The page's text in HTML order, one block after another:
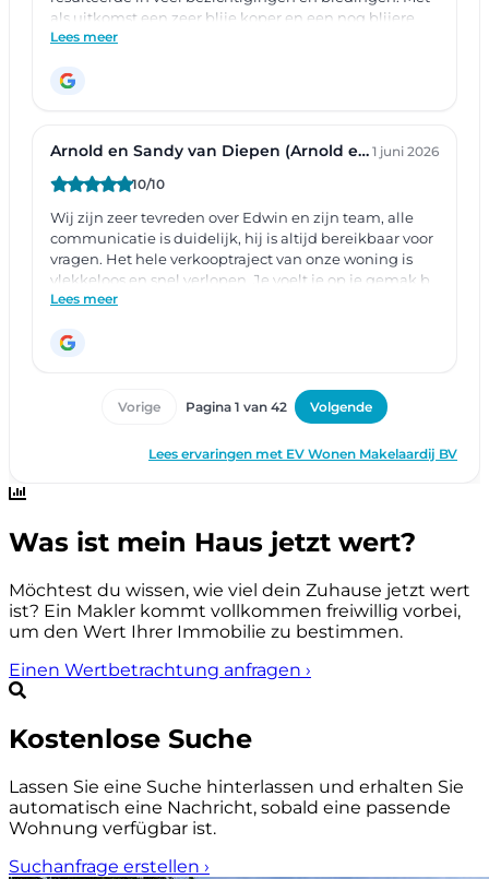
Was ist mein Haus jetzt wert?
Möchtest du wissen, wie viel dein Zuhause jetzt wert
ist? Ein Makler kommt vollkommen freiwillig vorbei,
um den Wert Ihrer Immobilie zu bestimmen.
Einen Wertbetrachtung anfragen ›
Kostenlose Suche
Lassen Sie eine Suche hinterlassen und erhalten Sie
automatisch eine Nachricht, sobald eine passende
Wohnung verfügbar ist.
Suchanfrage erstellen ›